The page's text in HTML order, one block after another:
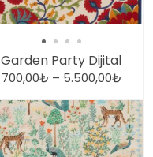
Garden Party Dijital
700,00₺ – 5.500,00₺